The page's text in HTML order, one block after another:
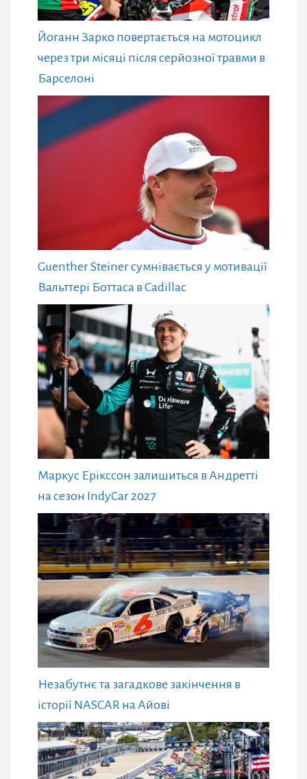
Йоганн Зарко повертається на мотоцикл
через три місяці після серйозної травми в
Барселоні
Guenther Steiner сумнівається у мотивації
Вальттері Боттаса в Cadillac
Маркус Ерікссон залишиться в Андретті
на сезон IndyCar 2027
Незабутнє та загадкове закінчення в
історії NASCAR на Айові